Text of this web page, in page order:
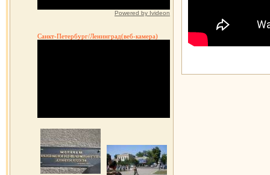
Powered by Ivideon
Санкт-Петербург/Ленинград(веб-камера)